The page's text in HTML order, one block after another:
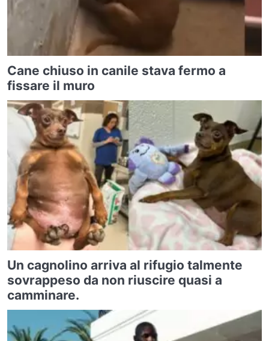
Cane chiuso in canile stava fermo a
fissare il muro
Un cagnolino arriva al rifugio talmente
sovrappeso da non riuscire quasi a
camminare.